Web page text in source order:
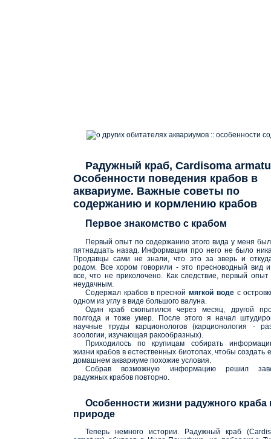
о других обитателях аквариумов :: особенности
Радужный краб, Cardisoma
Особенности поведения крабов в
аквариуме. Важные советы по
содержанию и кормлению крабов
Первое знакомство с крабом
Первый опыт по содержанию этого вида у меня
пятнадцать назад. Информации про него не было
Продавцы сами не знали, что это за зверь и
родом. Все хором говорили - это пресноводный вид
все, что не приколочено. Как следствие, первый
неудачным.
Содержал крабов в пресной мягкой водес
одном из углу в виде большого валуна.
Один краб скопытился через месяц, другой
полгода и тоже умер. После этого я начал
научные труды карционологов (карционология -
зоологии, изучающая ракообразных).
Приходилось по крупицам собирать
жизни крабов в естественных биотопах, чтобы создать
домашнем аквариуме похожие условия.
Собрав возможную информацию решил
радужных крабов повторно.
Особенности жизни радужного краба
природе
Теперь немного истории. Радужный краб